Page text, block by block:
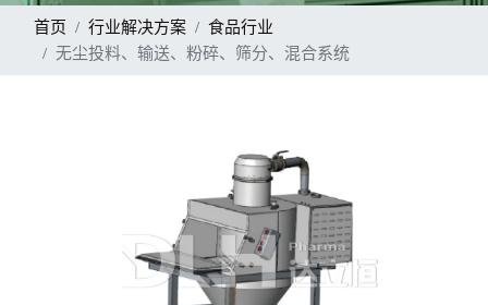
首页 行业解决方案
食品行业
无尘投料、输送、粉碎、筛分、混合系统